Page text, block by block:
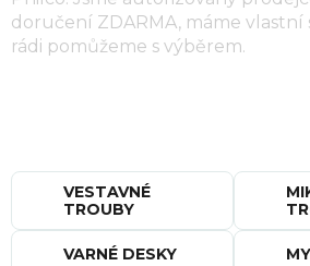
doručení ZDARMA, máme vlastní
rádi pomůžeme s výběrem.
VESTAVNÉ
TROUBY
VARNÉ DESKY